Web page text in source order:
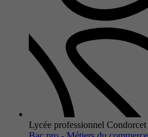
Lycée professionnel Condorcet